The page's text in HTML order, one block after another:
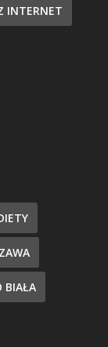
INTERNET
BIAŁA